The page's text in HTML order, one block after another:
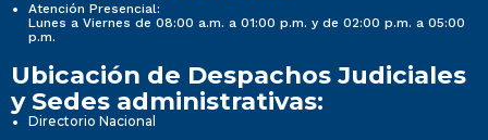
Atención Presencial:
Lunes a Viernes de 08:00 a.m. a 01:00 p.m. y de 02:00 p.m. a 05:00
p.m.
Ubicación de Despachos Judiciales
y Sedes administrativas:
Directorio Nacional